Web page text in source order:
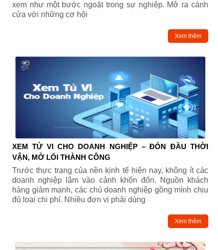
xem như một bước ngoặt trong sự nghiệp. Mở ra cánh
cửa với những cơ hội
Xem thêm
XEM TỬ VI CHO DOANH NGHIỆP – ĐÓN ĐẦU THỜI
VẬN, MỞ LỐI THÀNH CÔNG
Trước thực trạng của nền kinh tế hiện nay, không ít các
doanh nghiệp lâm vào cảnh khốn đốn. Nguồn khách
hàng giảm mạnh, các chủ doanh nghiệp gồng mình chịu
đủ loại chi phí. Nhiều đơn vị phải dùng
Xem thêm